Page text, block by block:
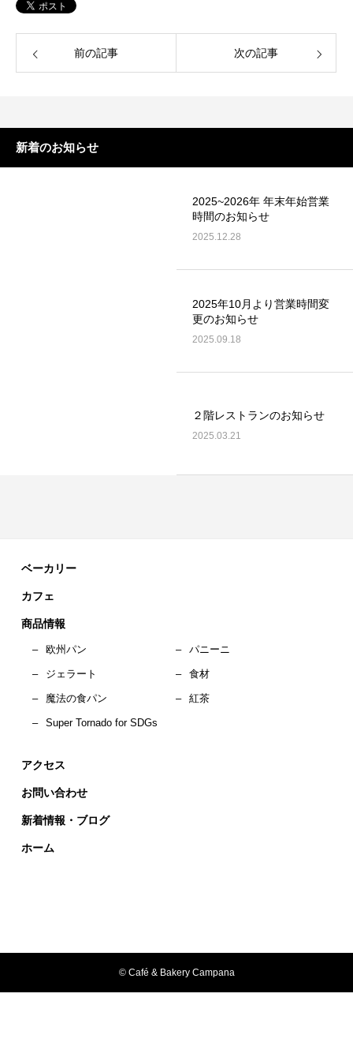
前の記事 次の記事
新着のお知らせ
2025~2026年 年末年始営業
時間のお知らせ
2025.12.28
2025年10月より営業時間変
更のお知らせ
2025.09.18
２階レストランのお知らせ
2025.03.21
ベーカリー
カフェ
商品情報
– 欧州パン – パニーニ
– ジェラート – 食材
– 魔法の食パン – 紅茶
– Super Tornado for SDGs
アクセス
お問い合わせ
新着情報・ブログ
ホーム
© Café & Bakery Campana